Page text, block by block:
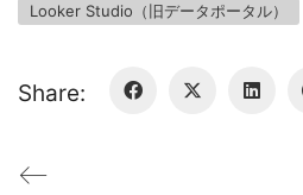
Looker Studio（旧データポータル）
Share: